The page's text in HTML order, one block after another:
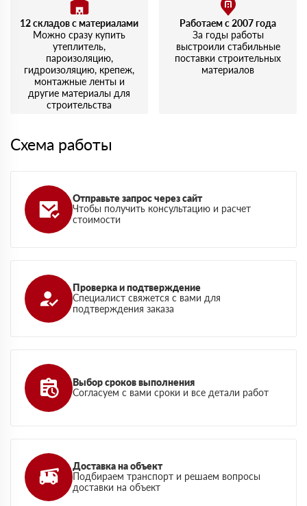
12 складов с материалами
Можно сразу купить
утеплитель,
пароизоляцию,
гидроизоляцию, крепеж,
монтажные ленты и
другие материалы для
строительства
Работаем с 2007 года
За годы работы
выстроили стабильные
поставки строительных
материалов
Схема работы
Отправьте запрос через сайт
Чтобы получить консультацию и расчет
стоимости
Проверка и подтверждение
Специалист свяжется с вами для
подтверждения заказа
Выбор сроков выполнения
Согласуем с вами сроки и все детали работ
Доставка на объект
Подбираем транспорт и решаем вопросы
доставки на объект